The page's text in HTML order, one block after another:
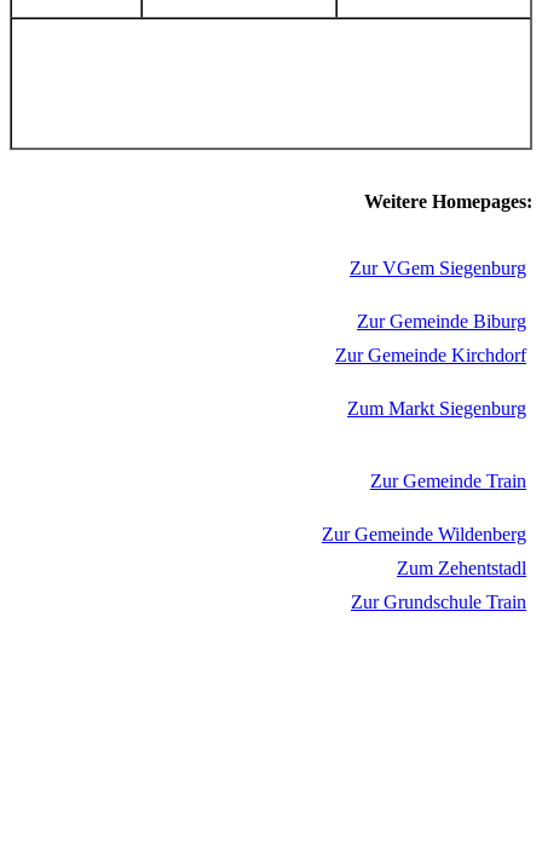
Weitere Homepages:
Zur VGem Siegenburg
Zur Gemeinde Biburg
Zur Gemeinde Kirchdorf
Zum Markt Siegenburg
Zur Gemeinde Train
Zur Gemeinde Wildenberg
Zum Zehentstadl
Zur Grundschule Train